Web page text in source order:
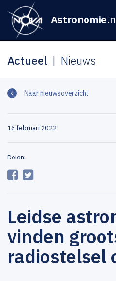
Astronomie
Actueel Nieuws
Naar nieuwsoverzicht
16 februari 2022
Delen:
Leidse
vinden
radiostelsel